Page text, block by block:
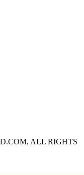
ALL RIGHTS